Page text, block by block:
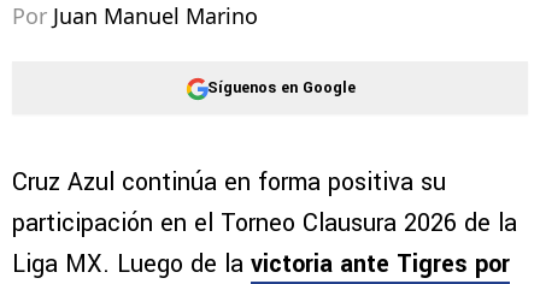
Por Juan Manuel Marino
Síguenos en Google
Cruz Azul continúa en forma positiva su
participación en el Torneo Clausura 2026 de la
Liga MX. Luego de la victoria ante Tigres por